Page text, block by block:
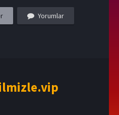
Yorumlar